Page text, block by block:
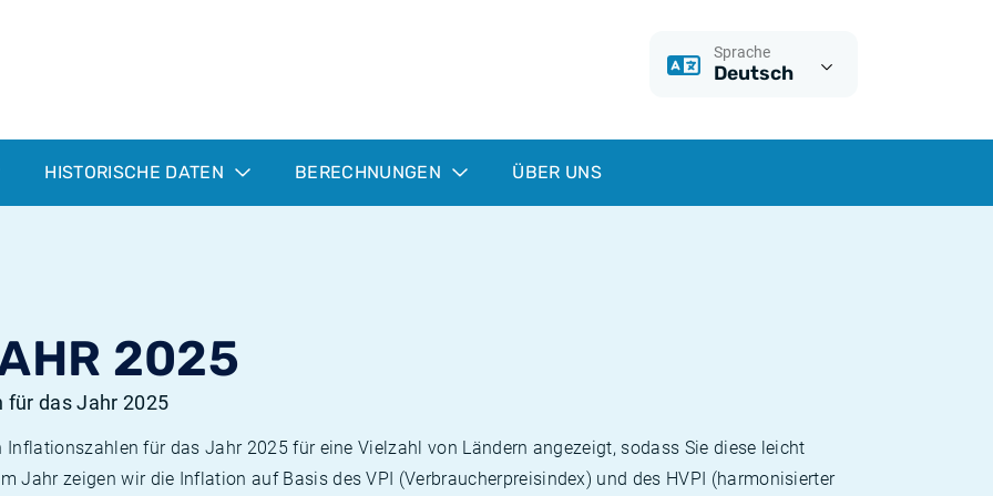
Sprache
Deutsch
HISTORISCHE DATEN BERECHNUNGEN ÜBER UNS
2025
das Jahr 2025
für das Jahr 2025 für eine Vielzahl von Ländern angezeigt, sodass Sie diese leicht
Jahr zeigen wir die Inflation auf Basis des VPI (Verbraucherpreisindex) und des HVPI (harmonisierter